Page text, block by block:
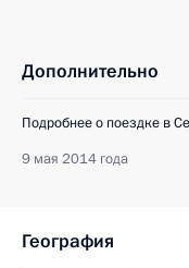
Дополнительно
Подробнее о поездке в
9 мая 2014 года
География